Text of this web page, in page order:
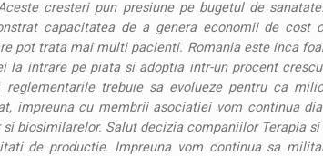
cresteri pun presiune pe bugetul de
capacitatea de a genera economii de cost
pot trata mai multi pacienti. Romania este inca
la intrare pe piata si adoptia intr-un procent
trebuie sa evolueze pentru ca
impreuna cu membrii asociatiei vom continua
biosimilarelor. Salut decizia companiilor Terapia
de productie. Impreuna vom continua sa